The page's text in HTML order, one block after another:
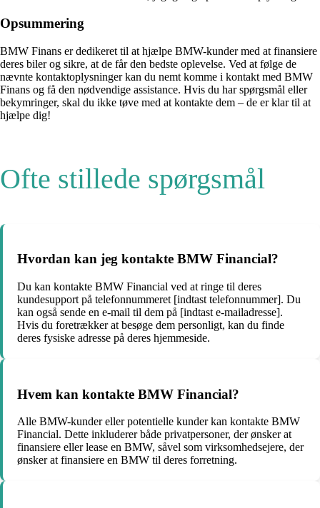
Opsummering
BMW Finans er dedikeret til at hjælpe BMW-kunder med at finansiere
deres biler og sikre, at de får den bedste oplevelse. Ved at følge de
nævnte kontaktoplysninger kan du nemt komme i kontakt med BMW
Finans og få den nødvendige assistance. Hvis du har spørgsmål eller
bekymringer, skal du ikke tøve med at kontakte dem – de er klar til at
hjælpe dig!
Ofte stillede spørgsmål
Hvordan kan jeg kontakte BMW Financial?
Du kan kontakte BMW Financial ved at ringe til deres
kundesupport på telefonnummeret [indtast telefonnummer]. Du
kan også sende en e-mail til dem på [indtast e-mailadresse].
Hvis du foretrækker at besøge dem personligt, kan du finde
deres fysiske adresse på deres hjemmeside.
Hvem kan kontakte BMW Financial?
Alle BMW-kunder eller potentielle kunder kan kontakte BMW
Financial. Dette inkluderer både privatpersoner, der ønsker at
finansiere eller lease en BMW, såvel som virksomhedsejere, der
ønsker at finansiere en BMW til deres forretning.